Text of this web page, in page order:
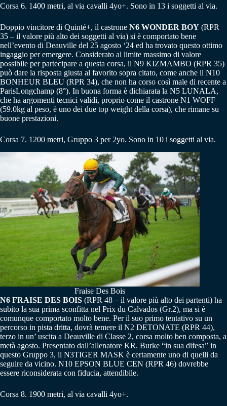
Corsa 6. 1400 metri, al via cavalli 4yo+. Sono in 13 i soggetti al via.
Doppio vincitore di Quinté+, il castrone N6 WONDER BOY (RPR
35 – il valore più alto dei soggetti al via) si è comportato bene
nell’evento di Deauville del 25 agosto ‘24 ed ha trovato questo ottimo
ingaggio per emergere. Considerato al limite massimo di valore
possibile per partecipare a questa corsa, il N9 KIZMAMBO (RPR 35)
può dare la risposta giusta al favorito sopra citato, come anche il N10
BONHEUR BLEU (RPR 34), che non ha corso così male di recente a
ParisLongchamp (8°). In buona forma è dichiarata la N5 LUNALA,
che ha argomenti tecnici validi, proprio come il castrone N1 WOFF
(59.0kg al peso, è uno dei due top weight della corsa), che rimane su
buone prestazioni.
Corsa 7. 1200 metri, Gruppo 3 per 2yo. Sono in 10 i soggetti al via.
Fraise Des Bois
N6 FRAISE DES BOIS (RPR 48 – il valore più alto dei partenti) ha
subito la sua prima sconfitta nel Prix du Calvados (Gr.2), ma si è
comunque comportato molto bene. Per il suo primo tentativo su un
percorso in pista dritta, dovrà temere il N2 DETONATE (RPR 44),
terzo in un’ uscita a Deauville di Classe 2, corsa molto ben composta, a
metà agosto. Presentato dall’allenatore KR. Burke “in sua difesa” in
questo Gruppo 3, il N3TIGER MASK è certamente uno di quelli da
seguire da vicino. N10 EPSON BLUE CEN (RPR 46) dovrebbe
essere riconsiderata con fiducia, attendibile.
Corsa 8. 1900 metri, al via cavalli 4yo+.